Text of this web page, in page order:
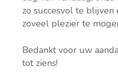
zo succesvol te
zoveel plezier te
Bedankt voor uw
tot ziens!